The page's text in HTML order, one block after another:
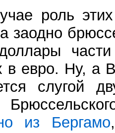
роль
заодно
в евро. Ну, а
слугой
из Бергамо